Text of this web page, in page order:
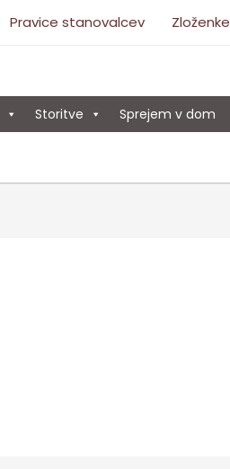
Pravice stanovalcev Zloženke
Storitve Sprejem v dom